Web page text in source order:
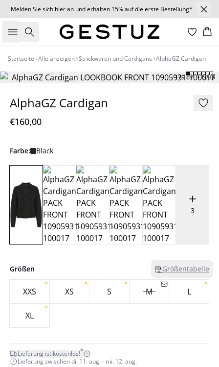
Melden Sie sich hieran und erhalten 15% auf die erste Bestellung*
Suche
Startseite Alle anzeigen Strickwaren und Cardigans AlphaGZ Cardigan
179 cm • S/36
AlphaGZ Cardigan
€160,00
Farbe: Black
3
Größen Größentabelle
XXS XS S M L
XL
Lieferung ist kostenlos!*
Lieferung zwischen di. 11. aug. - mi. 12. aug.